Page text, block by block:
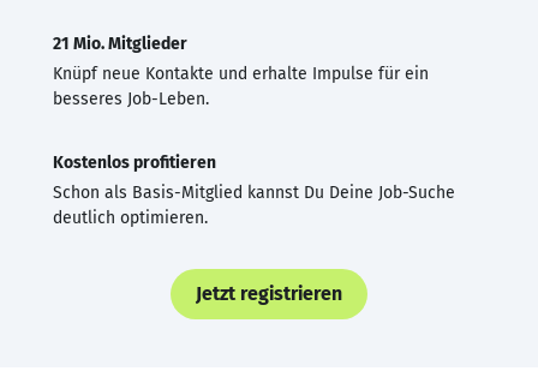
21 Mio. Mitglieder
Knüpf neue Kontakte und erhalte Impulse für ein
besseres Job-Leben.
Kostenlos profitieren
Schon als Basis-Mitglied kannst Du Deine Job-Suche
deutlich optimieren.
Jetzt registrieren